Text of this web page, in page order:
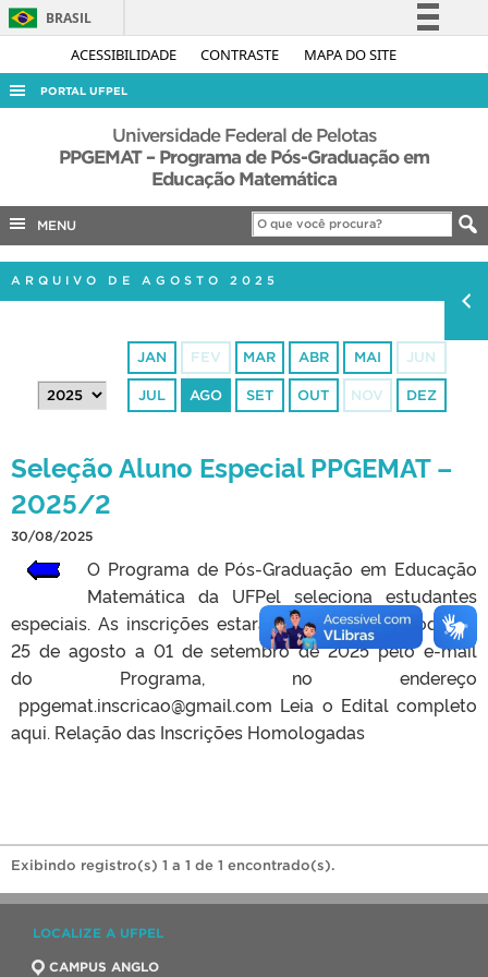
ACESSIBILIDADE CONTRASTE MAPA DO SITE
BRASIL
Simplifique!
Acesso à informação
Legislação
Canais
PORTAL UFPEL
ACESSO À INFORMAÇÃO
AUDITORIA
EDITAIS
PORTARIAS
Universidade Federal de Pelotas
PPGEMAT – Programa de Pós-Graduação em
Educação Matemática
MENU
ARQUIVO DE AGOSTO 2025
JAN FEV MAR ABR MAI JUN
JUL AGO SET OUT NOV DEZ
Seleção Aluno Especial PPGEMAT –
2025/2
30/08/2025
O Programa de Pós-Graduação em Educação
Matemática da UFPel seleciona estudantes
especiais. As inscrições estarão abertas no período de
25 de agosto a 01 de setembro de 2025 pelo e-mail
do Programa, no endereço
ppgemat.inscricao@gmail.com Leia o Edital completo
aqui. Relação das Inscrições Homologadas
Exibindo registro(s) 1 a 1 de 1 encontrado(s).
LOCALIZE A UFPEL
CAMPUS ANGLO